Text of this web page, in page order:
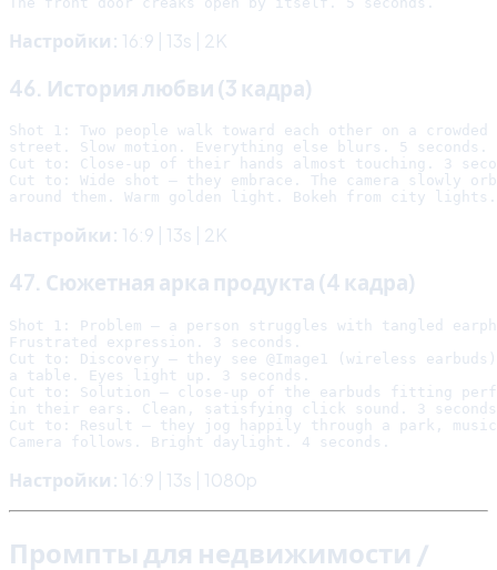
Настройки: 16:9 | 13s | 2K
46. История любви (3 кадра)
Shot 1: Two people walk toward each other on a
street. Slow motion. Everything else blurs. 5 seconds.
Cut to: Close-up of their hands almost touching. 3
Cut to: Wide shot — they embrace. The camera slowly
Настройки: 16:9 | 13s | 2K
47. Сюжетная арка продукта (4 кадра)
Shot 1: Problem — a person struggles with tangled
Frustrated expression. 3 seconds.
Cut to: Discovery — they see @Image1 (wireless
a table. Eyes light up. 3 seconds.
Cut to: Solution — close-up of the earbuds fitting
in their ears. Clean, satisfying click sound. 3
Cut to: Result — they jog happily through a park,
Настройки: 16:9 | 13s | 1080p
Промпты для недвижимости /